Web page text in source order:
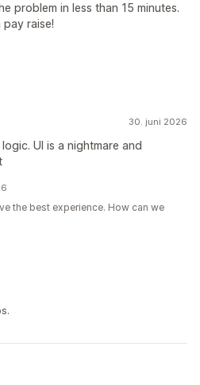
problem in less than 15 minutes.
raise!
30. juni 2026
UI is a nightmare and
the best experience. How can we